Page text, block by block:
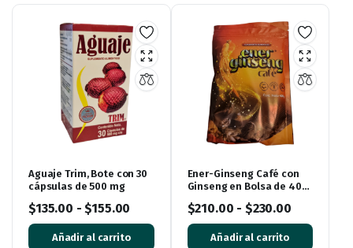
Aguaje Trim, Bote con 30
cápsulas de 500 mg
$135.00 - $155.00
Añadir al carrito
Ener-Ginseng Café con
Ginseng en Bolsa de 400
$210.00 - $230.00
Añadir al carrito